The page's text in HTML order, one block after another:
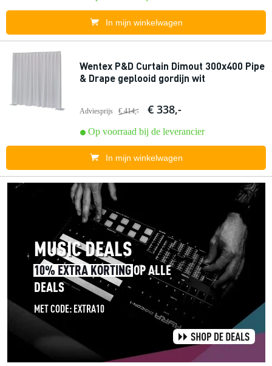
In mijn winkelwagen
Wentex P&D Curtain Dimout 300x400 Pipe
& Drape geplooid gordijn wit
Adviesprijs € 414,- € 338,-
Op voorraad bij de leverancier
In mijn winkelwagen